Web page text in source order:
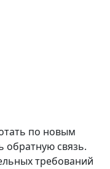
по новым
обратную связь.
требований